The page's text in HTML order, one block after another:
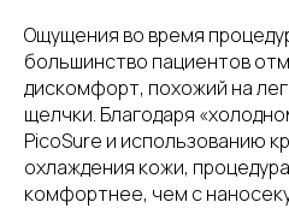
Ощущения во время
большинство пациентов
дискомфорт, похожий на
щелчки. Благодаря
PicoSure и использованию
охлаждения кожи,
комфортнее, чем с